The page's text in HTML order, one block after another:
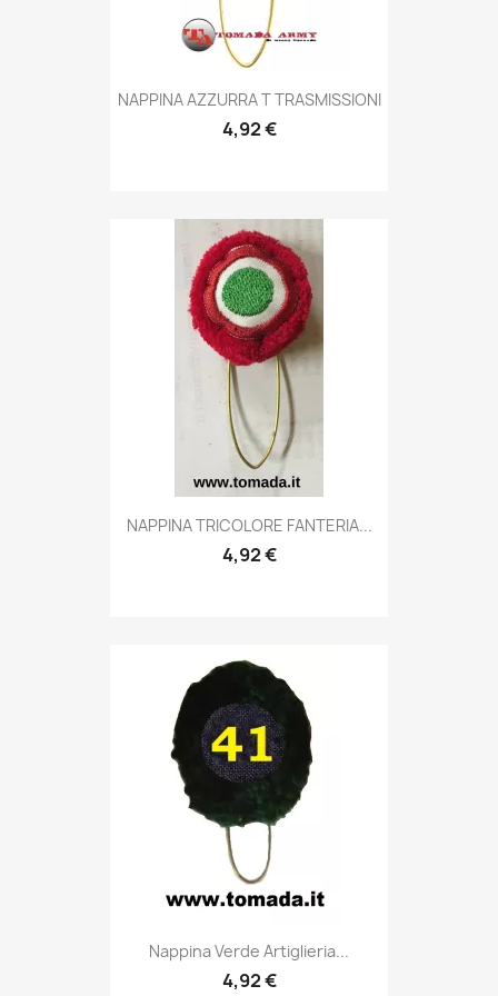
Anteprima
NAPPINA AZZURRA T TRASMISSIONI
4,92 €
Anteprima
NAPPINA TRICOLORE FANTERIA...
4,92 €
Anteprima
Nappina Verde Artiglieria...
4,92 €